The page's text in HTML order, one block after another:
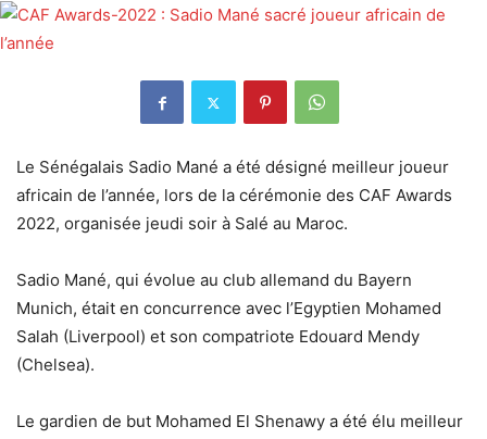
Le Sénégalais Sadio Mané a été désigné meilleur joueur
africain de l’année, lors de la cérémonie des CAF Awards
2022, organisée jeudi soir à Salé au Maroc.
Sadio Mané, qui évolue au club allemand du Bayern
Munich, était en concurrence avec l’Egyptien Mohamed
Salah (Liverpool) et son compatriote Edouard Mendy
(Chelsea).
Le gardien de but Mohamed El Shenawy a été élu meilleur